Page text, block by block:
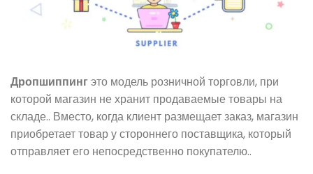
Дропшиппингэто модель розничной торговли, при
которой магазин не хранит продаваемые товары на
складе.. Вместо, когда клиент размещает заказ, магазин
приобретает товар у стороннего поставщика, который
отправляет его непосредственно покупателю..